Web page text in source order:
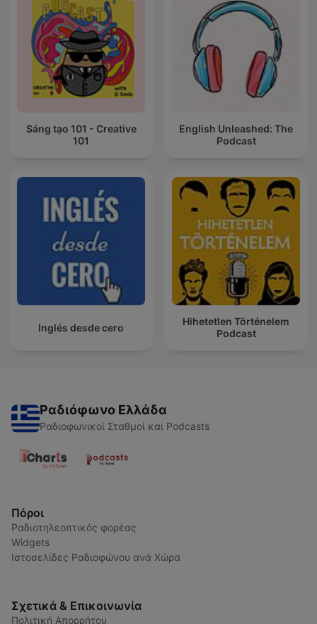
Sáng tạo 101 - Creative
101
English Unleashed: The
Podcast
Inglés desde cero
Hihetetlen Történelem
Podcast
Ραδιόφωνο Ελλάδα
Ραδιοφωνικοί Σταθμοί και Podcasts
Πόροι
Ραδιοτηλεοπτικός φορέας
Widgets
Ιστοσελίδες Ραδιοφώνου ανά Χώρα
Σχετικά & Επικοινωνία
Πολιτική Απορρήτου